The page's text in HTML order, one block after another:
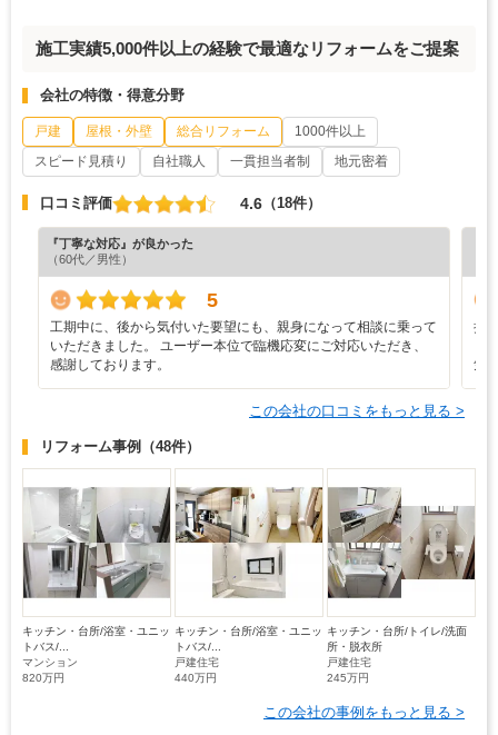
施工実績5,000件以上の経験で最適なリフォームをご提案
会社の特徴・得意分野
戸建 屋根・外壁 総合リフォーム
1000件以上
スピード見積り
自社職人 一貫担当者制 地元密着
口コミ評価 4.6 （18件）
『丁寧な対応』が良かった
（60代／男性）
5
工期中に、後から気付いた要望にも、親身になって相談に乗って
いただきました。 ユーザー本位で臨機応変にご対応いただき、
感謝しております。
担
気
この会社の口コミをもっと見る >
リフォーム事例 （48件）
キッチン・台所/浴室・ユニッ
トバス/...
マンション
820万円
キッチン・台所/浴室・ユニッ
トバス/...
戸建住宅
440万円
キッチン・台所/トイレ/洗面
所・脱衣所
戸建住宅
245万円
この会社の事例をもっと見る >